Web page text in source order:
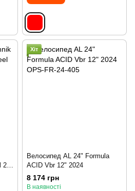
Хіт
Велосипед AL 24" Formula
ACID Vbr 12" 2024
8 174 грн
В наявності